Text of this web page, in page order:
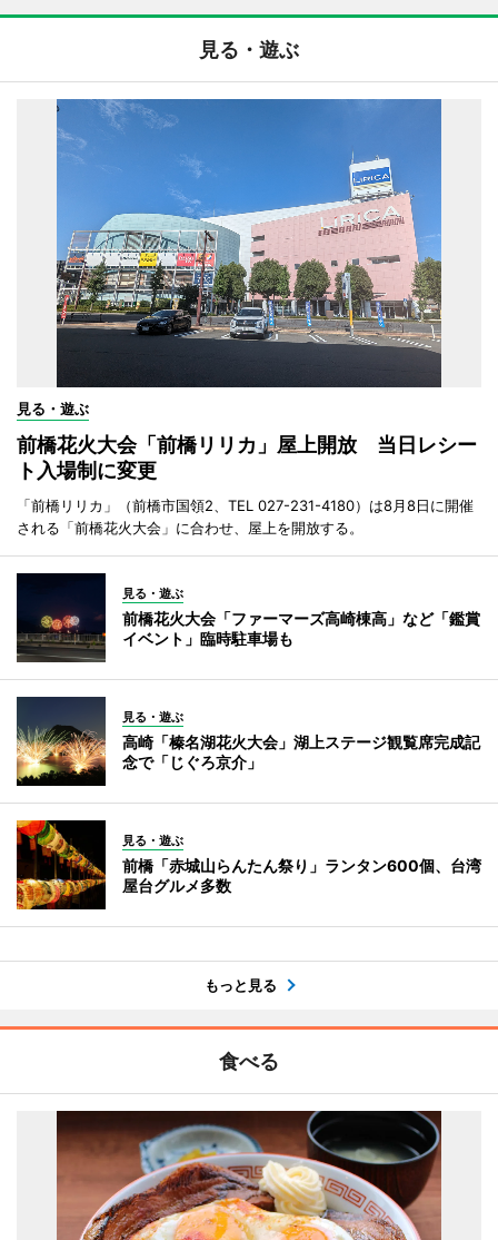
見る・遊ぶ
見る・遊ぶ
前橋花火大会「前橋リリカ」屋上開放 当日レシー
ト入場制に変更
「前橋リリカ」（前橋市国領2、TEL 027-231-4180）は8月8日に開催
される「前橋花火大会」に合わせ、屋上を開放する。
見る・遊ぶ
前橋花火大会「ファーマーズ高崎棟高」など「鑑賞
イベント」臨時駐車場も
見る・遊ぶ
高崎「榛名湖花火大会」湖上ステージ観覧席完成記
念で「じぐろ京介」
見る・遊ぶ
前橋「赤城山らんたん祭り」ランタン600個、台湾
屋台グルメ多数
もっと見る
食べる